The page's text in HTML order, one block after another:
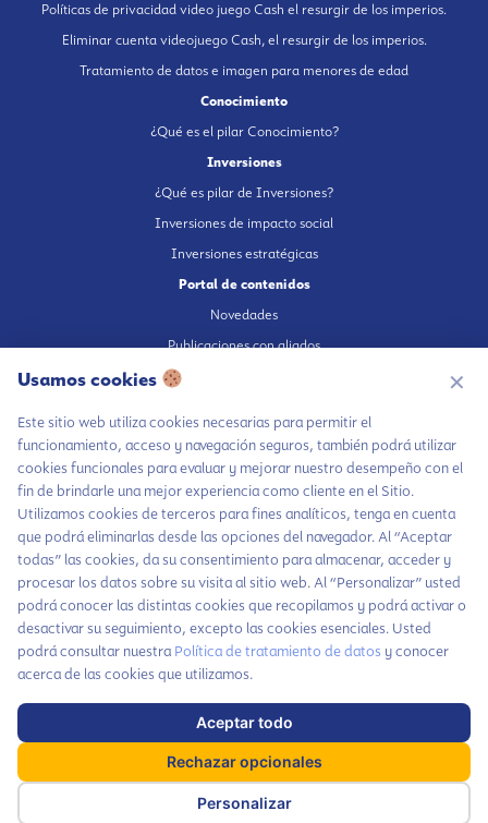
Haz parte de nuestra comunidad y no te
pierdas todas las novedades que tenemos
cada mes para ti
Suscríbete aquí
WhatsApp
Contáctanos
Políticas de privacidad video juego Cash el resurgir de los imperios.
Eliminar cuenta videojuego Cash, el resurgir de los imperios.
Tratamiento de datos e imagen para menores de edad
Conocimiento
¿Qué es el pilar Conocimiento?
Inversiones
¿Qué es pilar de Inversiones?
Inversiones de impacto social
Inversiones estratégicas
Portal de contenidos
Novedades
Publicaciones con aliados
Fundación en medios
Escúchanos en Spotify
Autorización de tratamiento de datos
Aviso Privacidad
Política tratamiento de datos
Política inversiones responsables y del Pilar Inversiones
Dirección: Carrera 63A # 5-28, Barrio Cañaveralejo. Cali, Colombia
Usamos cookies ✕
Este sitio web utiliza cookies necesarias para permitir el
funcionamiento, acceso y navegación seguros, también podrá utilizar
cookies funcionales para evaluar y mejorar nuestro desempeño con el
fin de brindarle una mejor experiencia como cliente en el Sitio.
Utilizamos cookies de terceros para fines analíticos, tenga en cuenta
que podrá eliminarlas desde las opciones del navegador. Al “Aceptar
todas” las cookies, da su consentimiento para almacenar, acceder y
procesar los datos sobre su visita al sitio web. Al “Personalizar” usted
podrá conocer las distintas cookies que recopilamos y podrá activar o
desactivar su seguimiento, excepto las cookies esenciales. Usted
podrá consultar nuestra Política de tratamiento de datos y conocer
acerca de las cookies que utilizamos.
Aceptar todo
Rechazar opcionales
Personalizar